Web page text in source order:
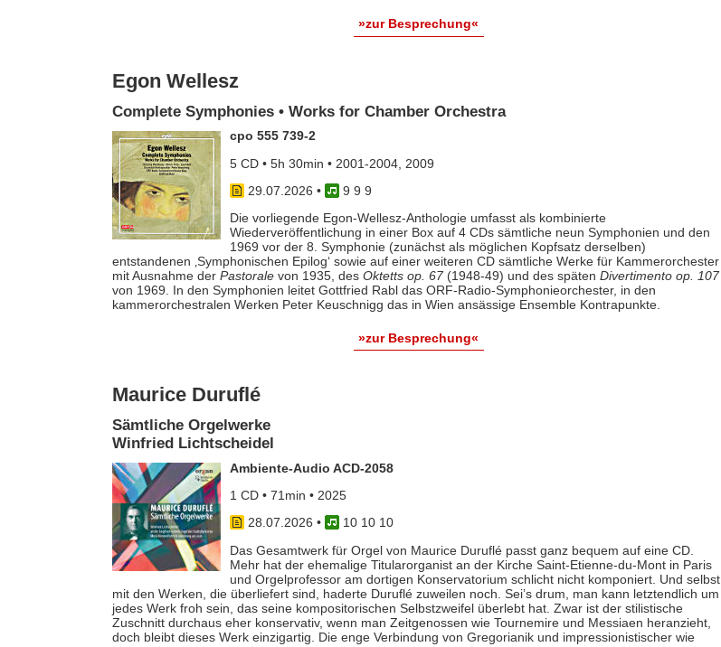
»zur Besprechung«
Egon Wellesz
Complete Symphonies • Works for Chamber Orchestra
cpo 555 739-2
5 CD • 5h 30min • 2001-2004, 2009
29.07.2026 •
9 9 9
Die vorliegende Egon-Wellesz-Anthologie umfasst als kombinierte
Wiederveröffentlichung in einer Box auf 4 CDs sämtliche neun Symphonien und den
1969 vor der 8. Symphonie (zunächst als möglichen Kopfsatz derselben)
entstandenen ‚Symphonischen Epilog‘ sowie auf einer weiteren CD sämtliche Werke für Kammerorchester
mit Ausnahme der Pastoralevon 1935, des Oktetts op. 67(1948-49) und des späten Divertimento op. 107
von 1969. In den Symphonien leitet Gottfried Rabl das ORF-Radio-Symphonieorchester, in den
kammerorchestralen Werken Peter Keuschnigg das in Wien ansässige Ensemble Kontrapunkte.
»zur Besprechung«
Maurice Duruflé
Sämtliche Orgelwerke
Winfried Lichtscheidel
Ambiente-Audio ACD-2058
1 CD • 71min • 2025
28.07.2026 •
10 10 10
Das Gesamtwerk für Orgel von Maurice Duruflé passt ganz bequem auf eine CD.
Mehr hat der ehemalige Titularorganist an der Kirche Saint-Etienne-du-Mont in Paris
und Orgelprofessor am dortigen Konservatorium schlicht nicht komponiert. Und selbst
mit den Werken, die überliefert sind, haderte Duruflé zuweilen noch. Sei’s drum, man kann letztendlich um
jedes Werk froh sein, das seine kompositorischen Selbstzweifel überlebt hat. Zwar ist der stilistische
Zuschnitt durchaus eher konservativ, wenn man Zeitgenossen wie Tournemire und Messiaen heranzieht,
doch bleibt dieses Werk einzigartig. Die enge Verbindung von Gregorianik und impressionistischer wie